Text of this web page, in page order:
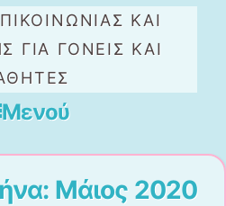
ΚΑΙ
ΓΙΑ ΓΟΝΕΙΣ ΚΑΙ
Μενού
Μάιος 2020